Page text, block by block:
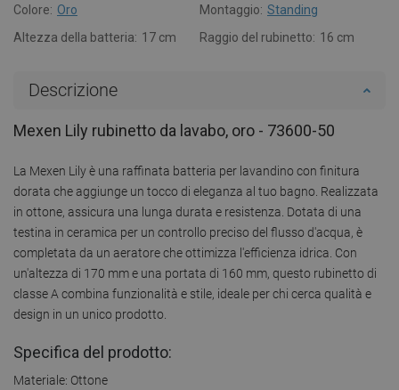
Colore: Oro Montaggio: Standing
Altezza della batteria: 17 cm Raggio del rubinetto: 16 cm
Descrizione
Mexen Lily rubinetto da lavabo, oro - 73600-50
La Mexen Lily è una raffinata batteria per lavandino con finitura
dorata che aggiunge un tocco di eleganza al tuo bagno. Realizzata
in ottone, assicura una lunga durata e resistenza. Dotata di una
testina in ceramica per un controllo preciso del flusso d'acqua, è
completata da un aeratore che ottimizza l'efficienza idrica. Con
un'altezza di 170 mm e una portata di 160 mm, questo rubinetto di
classe A combina funzionalità e stile, ideale per chi cerca qualità e
design in un unico prodotto.
Specifica del prodotto:
Materiale: Ottone